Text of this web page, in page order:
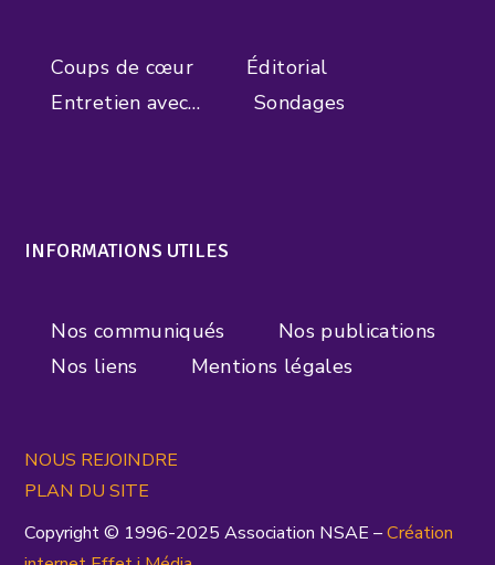
Coups de cœur
Éditorial
Entretien avec…
Sondages
INFORMATIONS UTILES
Nos communiqués
Nos publications
Nos liens
Mentions légales
NOUS REJOINDRE
PLAN DU SITE
Copyright © 1996-2025 Association NSAE –Création